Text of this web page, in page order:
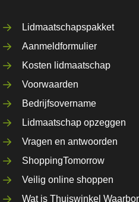
Lidmaatschapspakket
Aanmeldformulier
Kosten lidmaatschap
Voorwaarden
Bedrijfsovername
Lidmaatschap opzeggen
Vragen en antwoorden
ShoppingTomorrow
Veilig online shoppen
Wat is Thuiswinkel